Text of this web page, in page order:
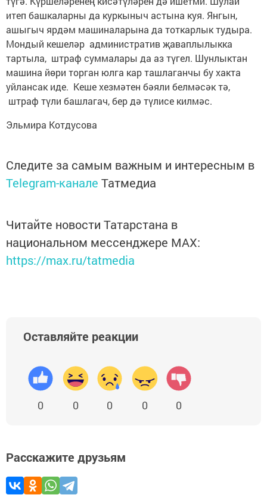
итеп башкаларны да куркыныч астына куя. Янгын,
ашыгыч ярдәм машиналарына да тоткарлык тудыра.
Мондый кешеләр административ җаваплылыкка
тартыла, штраф суммалары да аз түгел. Шунлыктан
машина йөри торган юлга кар ташлаганчы бу хакта
уйлансак иде. Кеше хезмәтен бәяли белмәсәк тә,
штраф түли башлагач, бер дә түлисе килмәс.
Эльмира Котдусова
Следите за самым важным и интересным в
Telegram-канале Татмедиа
Читайте новости Татарстана в
национальном мессенджере MАХ:
https://max.ru/tatmedia
Оставляйте реакции
0 0 0 0 0
Расскажите друзьям